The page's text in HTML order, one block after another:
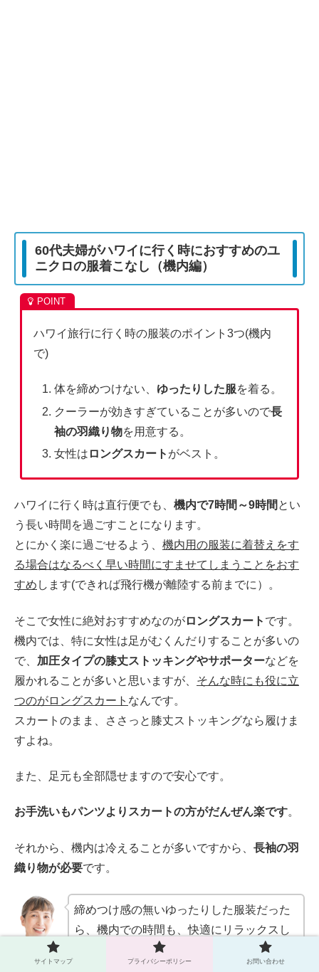
60代夫婦がハワイに行く時におすすめのユ
ニクロの服着こなし（機内編）
ハワイ旅行に行く時の服装のポイント3つ(機内
で)
体を締めつけない、 ゆったりした服を着る。
クーラーが効きすぎていることが多いので長
袖の羽織り物を用意する。
女性は ロングスカート がベスト。
ハワイに行く時は直行便でも、 機内で7時間～9時間 とい
う長い時間を過ごすことになります。
とにかく楽に過ごせるよう、 機内用の服装に着替えをす
る場合はなるべく早い時間にすませてしまうことをおす
すめ します(できれば飛行機が離陸する前までに）。
そこで女性に絶対おすすめなのがロングスカート です。
機内では、特に女性は足がむくんだりすることが多いの
で、 加圧タイプの膝丈ストッキングやサポーターなどを
履かれることが多いと思いますが、 そんな時にも役に立
つのがロングスカート なんです。
スカートのまま、ささっと膝丈ストッキングなら履けま
すよね。
また、足元も全部隠せますので安心です。
お手洗いもパンツよりスカートの方がだんぜん楽です。
それから、機内は冷えることが多いですから、 長袖の羽
織り物が必要です。
締めつけ感の無いゆったりした服装だった
ら、機内での時間も、快適にリラックスし
て過ごせますよ。
サイトマップ プライバシーポリシー お問い合わせ